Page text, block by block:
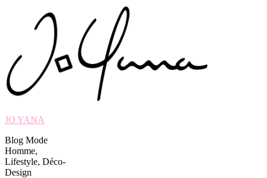
JO YANA
Blog Mode
Homme,
Lifestyle, Déco-
Design